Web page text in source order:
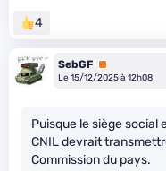
4
SebGF Premium
Le 15/12/2025 à 12h08
Puisque le siège social
CNIL devrait
Commission du pays.